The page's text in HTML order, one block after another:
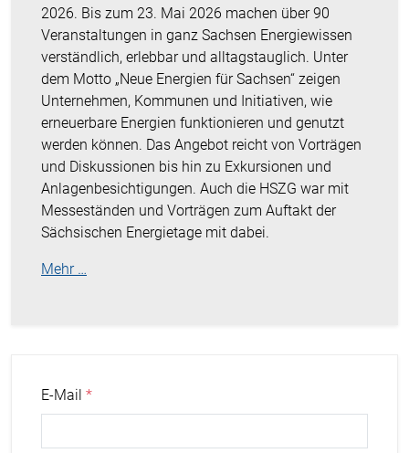
2026. Bis zum 23. Mai 2026 machen über 90
Veranstaltungen in ganz Sachsen Energiewissen
verständlich, erlebbar und alltagstauglich. Unter
dem Motto „Neue Energien für Sachsen“ zeigen
Unternehmen, Kommunen und Initiativen, wie
erneuerbare Energien funktionieren und genutzt
werden können. Das Angebot reicht von Vorträgen
und Diskussionen bis hin zu Exkursionen und
Anlagenbesichtigungen. Auch die HSZG war mit
Messeständen und Vorträgen zum Auftakt der
Sächsischen Energietage mit dabei.
Mehr …
E-Mail